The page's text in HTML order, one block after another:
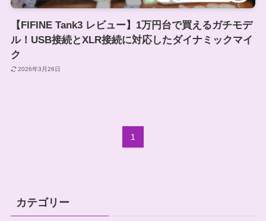
【FIFINE Tank3 レビュー】1万円台で買えるガチモデ
ル！USB接続とXLR接続に対応したダイナミックマイ
ク
2026年3月26日
1
カテゴリー